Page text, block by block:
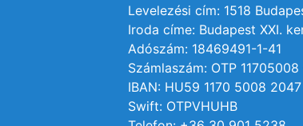
Levelezési cím: 1518
Iroda címe: Budapest XXI.
Adószám: 18469491-1-41
Számlaszám: OTP
IBAN: HU59 1170 5008
Swift: OTPVHUHB